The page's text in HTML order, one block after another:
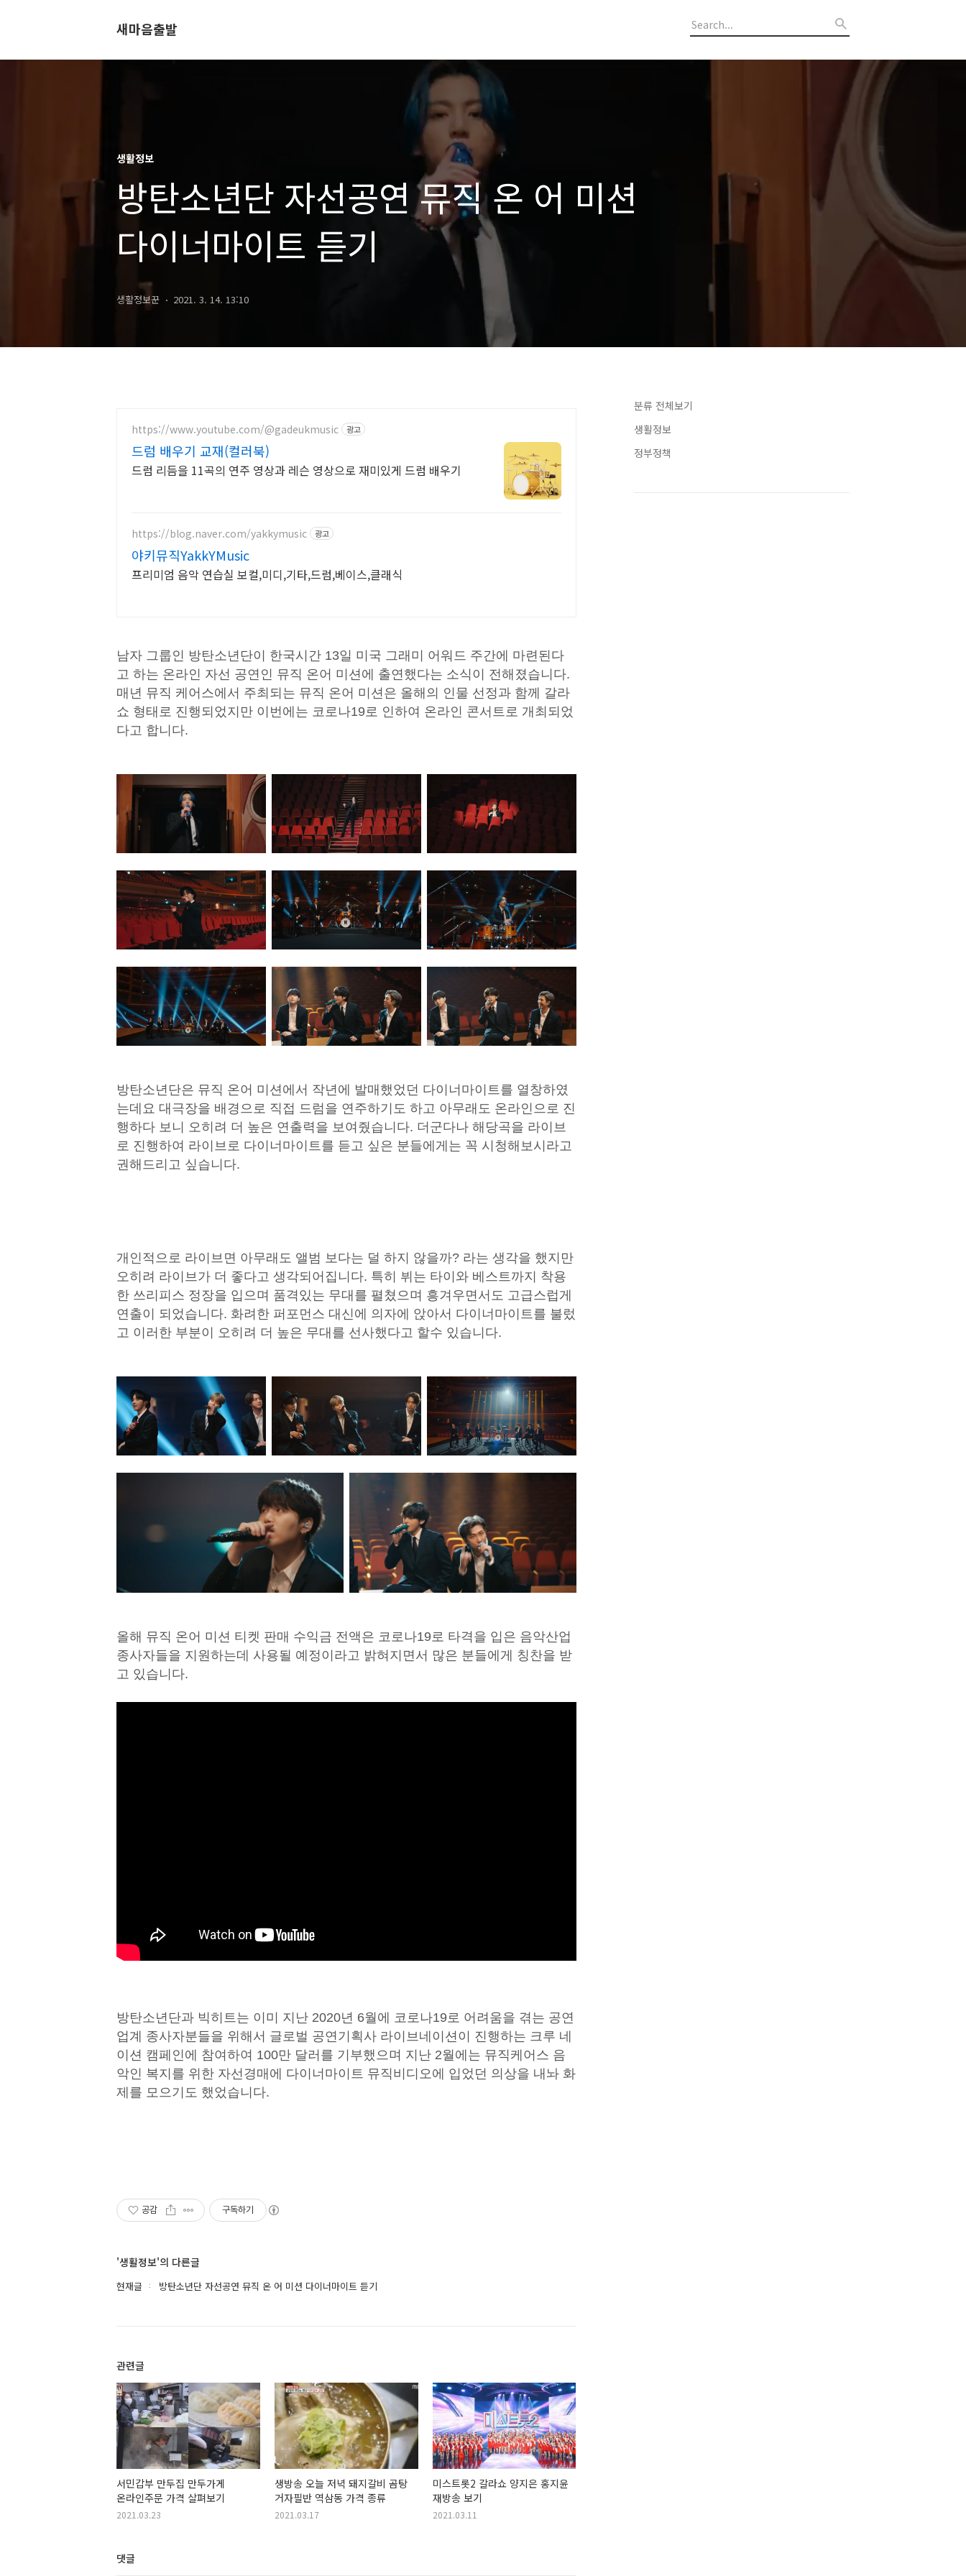
새마음출발
생활정보
방탄소년단 자선공연 뮤직 온 어 미션
다이너마이트 듣기
생활정보꾼 2021. 3. 14. 13:10
https://www.youtube.com/@gadeukmusic 광고
드럼 배우기 교재(컬러북)
드럼 리듬을 11곡의 연주 영상과 레슨 영상으로 재미있게 드럼 배우기
https://blog.naver.com/yakkymusic 광고
야키뮤직YakkYMusic
프리미엄 음악 연습실 보컬,미디,기타,드럼,베이스,클래식
남자 그룹인 방탄소년단이 한국시간 13일 미국 그래미 어워드 주간에 마련된다
고 하는 온라인 자선 공연인 뮤직 온어 미션에 출연했다는 소식이 전해졌습니다.
매년 뮤직 케어스에서 주최되는 뮤직 온어 미션은 올해의 인물 선정과 함께 갈라
쇼 형태로 진행되었지만 이번에는 코로나19로 인하여 온라인 콘서트로 개최되었
다고 합니다.
방탄소년단은 뮤직 온어 미션에서 작년에 발매했었던 다이너마이트를 열창하였
는데요 대극장을 배경으로 직접 드럼을 연주하기도 하고 아무래도 온라인으로 진
행하다 보니 오히려 더 높은 연출력을 보여줬습니다. 더군다나 해당곡을 라이브
로 진행하여 라이브로 다이너마이트를 듣고 싶은 분들에게는 꼭 시청해보시라고
권해드리고 싶습니다.
개인적으로 라이브면 아무래도 앨범 보다는 덜 하지 않을까? 라는 생각을 했지만
오히려 라이브가 더 좋다고 생각되어집니다. 특히 뷔는 타이와 베스트까지 착용
한 쓰리피스 정장을 입으며 품격있는 무대를 펼쳤으며 흥겨우면서도 고급스럽게
연출이 되었습니다. 화려한 퍼포먼스 대신에 의자에 앉아서 다이너마이트를 불렀
고 이러한 부분이 오히려 더 높은 무대를 선사했다고 할수 있습니다.
올해 뮤직 온어 미션 티켓 판매 수익금 전액은 코로나19로 타격을 입은 음악산업
종사자들을 지원하는데 사용될 예정이라고 밝혀지면서 많은 분들에게 칭찬을 받
고 있습니다.
방탄소년단과 빅히트는 이미 지난 2020년 6월에 코로나19로 어려움을 겪는 공연
업계 종사자분들을 위해서 글로벌 공연기획사 라이브네이션이 진행하는 크루 네
이션 캠페인에 참여하여 100만 달러를 기부했으며 지난 2월에는 뮤직케어스 음
악인 복지를 위한 자선경매에 다이너마이트 뮤직비디오에 입었던 의상을 내놔 화
제를 모으기도 했었습니다.
공감 구독하기
'생활정보'의 다른글
현재글 방탄소년단 자선공연 뮤직 온 어 미션 다이너마이트 듣기
관련글
서민갑부 만두집 만두가게
온라인주문 가격 살펴보기
2021.03.23
생방송 오늘 저녁 돼지갈비 곰탕
거자필반 역삼동 가격 종류
2021.03.17
미스트롯2 갈라쇼 양지은 홍지윤
재방송 보기
2021.03.11
댓글
분류 전체보기
생활정보
정부정책